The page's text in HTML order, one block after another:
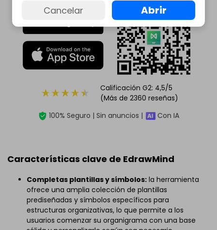
Calificación G2: 4,5/5
(Más de 2360 reseñas)
100% Seguro | Sin anuncios |
Con IA
Características clave de EdrawMind
Completas plantillas y símbolos: la herramienta
ofrece una amplia colección de plantillas
prediseñadas y símbolos específicos para
estructuras organizativas, lo que permite a los
usuarios comenzar su organigrama con una base
Cancelar Abrir